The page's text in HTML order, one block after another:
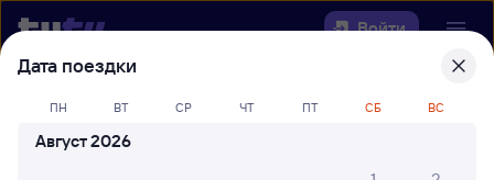
Войти
Выберите день, чтобы найтиж/д
билеты Верино — Хор
Дата поездки
ПН ВТ СР ЧТ ПТ СБ ВС
Август 2026